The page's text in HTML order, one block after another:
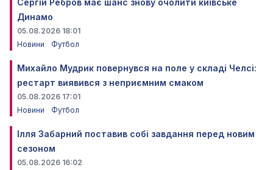
Динамо
05.08.2026 18:01
Новини
Футбол
Михайло Мудрик повернувся на поле у складі Челсі:
рестарт виявився з неприємним смаком
05.08.2026 17:01
Новини
Футбол
Ілля Забарний поставив собі завдання перед новим
сезоном
05.08.2026 16:02